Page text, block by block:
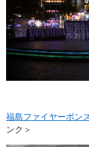
福島ファイヤーボン
ンク＞